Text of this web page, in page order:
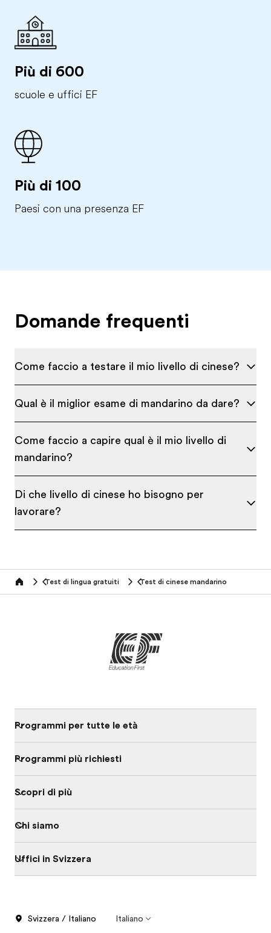
Più di 600
scuole e uffici EF
Più di 100
Paesi con una presenza EF
Domande frequenti
Come faccio a testare il mio livello di cinese?
Qual è il miglior esame di mandarino da dare?
Come faccio a capire qual è il mio livello di
mandarino?
Di che livello di cinese ho bisogno per
lavorare?
Home Test di lingua gratuiti Test di cinese mandarino
Programmi per tutte le età
Programmi più richiesti
Scopri di più
Chi siamo
Uffici in Svizzera
Svizzera / Italiano Italiano